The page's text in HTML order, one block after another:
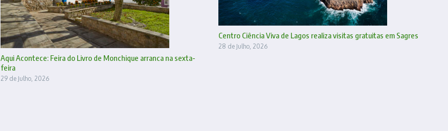
Aqui Acontece: Feira do Livro de Monchique arranca na sexta-
feira
29 de Julho, 2026
Centro Ciência Viva de Lagos realiza visitas gratuitas em Sagres
28 de Julho, 2026